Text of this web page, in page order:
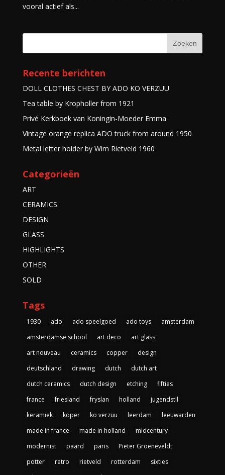
vooral actief als...
Recente berichten
DOLL CLOTHES CHEST BY ADO KO VERZUU
Tea table by Kropholler from 1921
Privé Kerkboek van Koningin-Moeder Emma
Vintage orange replica ADO truck from around 1950
Metal letter holder by Wim Rietveld 1960
Categorieën
ART
CERAMICS
DESIGN
GLASS
HIGHLIGHTS
OTHER
SOLD
Tags
1930 ado ado speelgoed ado toys
amsterdam
amsterdamse school
art deco
art glass
art nouveau
ceramics copper
design
deutschland
drawing dutch
dutch art
dutch ceramics
dutch design etching
fifties
france
friesland fryslan holland
jugendstil
keramiek
koper ko verzuu leerdam
leeuwarden
made in france
made in holland
midcentury
modernist
paard paris
Pieter Groeneveldt
potter
retro rietveld rotterdam
sixties